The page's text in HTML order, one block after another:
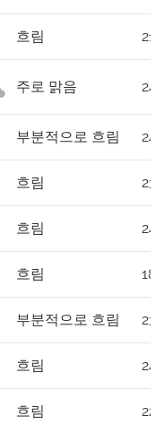
흐림 21°
주로 맑음 24°
부분적으로 흐림 24°
흐림 23°
흐림 24°
흐림 18°
부분적으로 흐림 23°
흐림 24°
흐림 22°